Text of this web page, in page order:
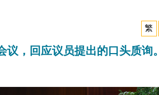
繁
，回应议员提出的口头质询。